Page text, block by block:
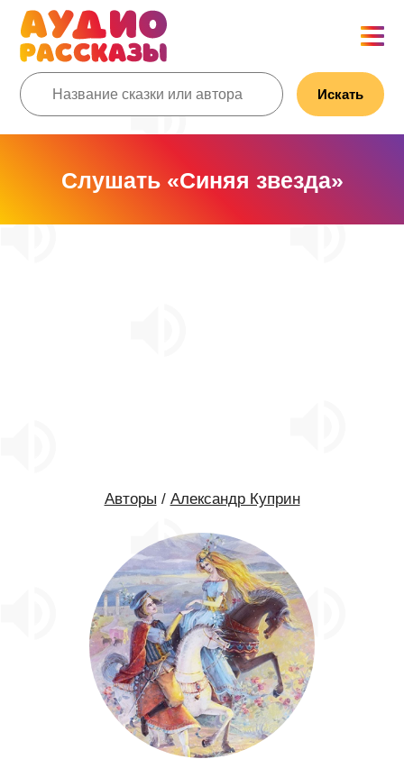
Искать
Слушать «Синяя звезда»
Авторы / Александр Куприн